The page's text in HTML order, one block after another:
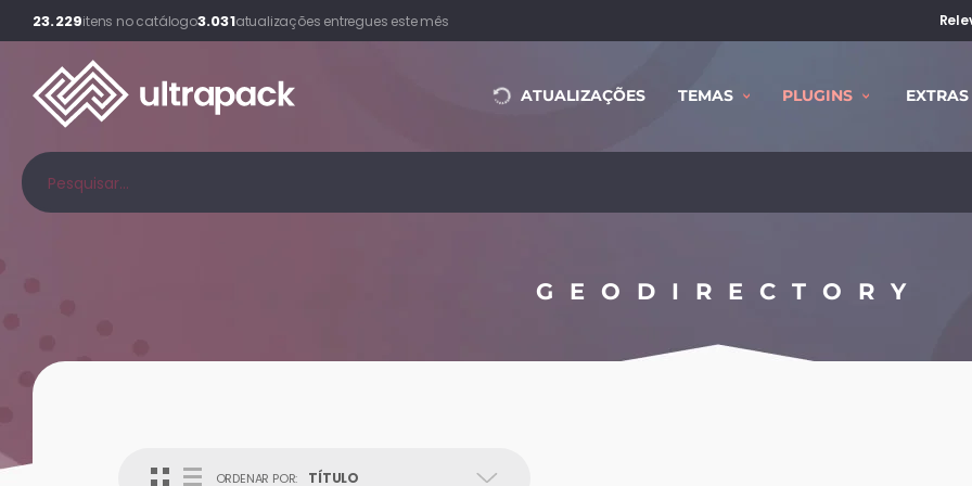
23.229itens no catálogo3.031atualizações entregues este mês
ATUALIZAÇÕES TEMAS PLUGINS EXTRAS
GEODIRECTORY
ORDENAR POR: TÍTULO